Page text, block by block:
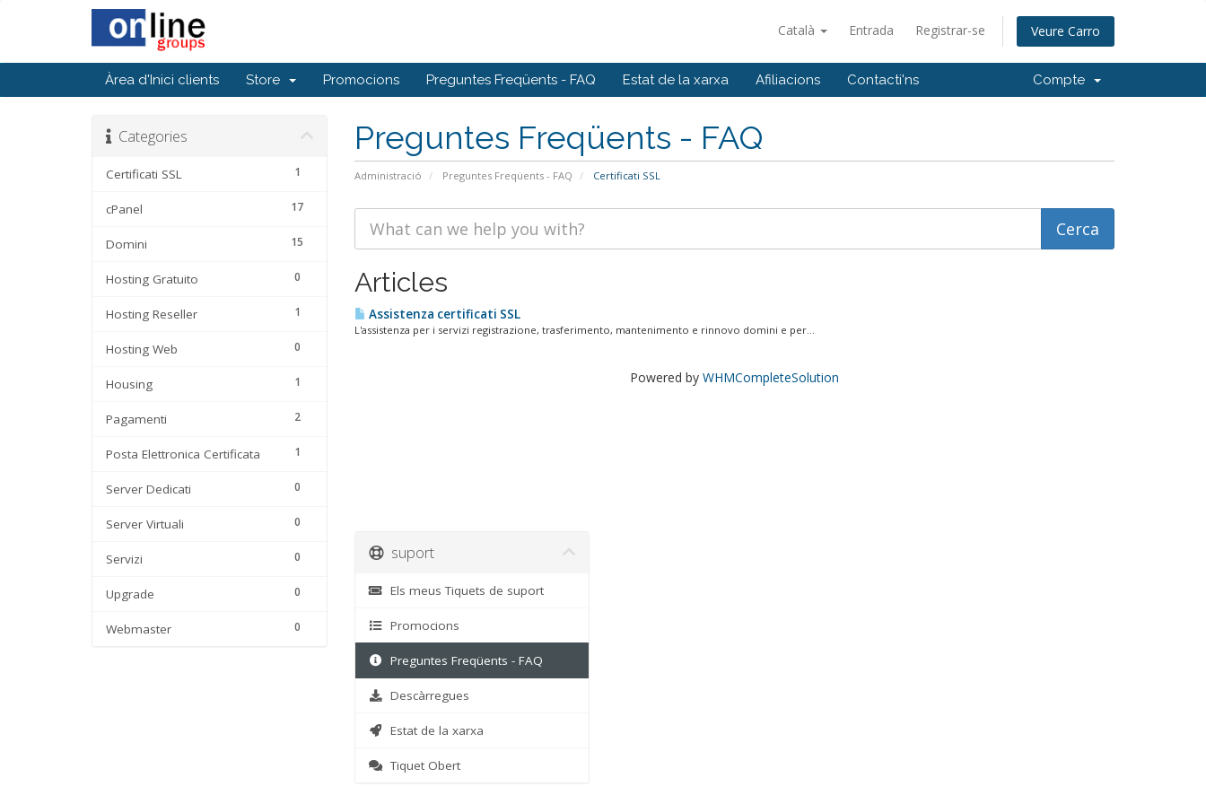
Català Entrada Registrar-se Veure Carro
Àrea d'Inici clients Store Promocions Preguntes Freqüents - FAQ Estat de la xarxa Afiliacions Contacti'ns Compte
Preguntes Freqüents - FAQ
Administració Preguntes Freqüents - FAQ Certificati SSL
Categories
1
Certificati SSL
17
cPanel
15
Domini
0
Hosting Gratuito
1
Hosting Reseller
0
Hosting Web
1
Housing
2
Pagamenti
1
Posta Elettronica Certificata
0
Server Dedicati
0
Server Virtuali
0
Servizi
0
Upgrade
0
Webmaster
Articles
Assistenza certificati SSL
L'assistenza per i servizi registrazione, trasferimento, mantenimento e rinnovo domini e per...
Powered by WHMCompleteSolution
suport
Els meus Tiquets de suport
Promocions
Preguntes Freqüents - FAQ
Descàrregues
Estat de la xarxa
Tiquet Obert